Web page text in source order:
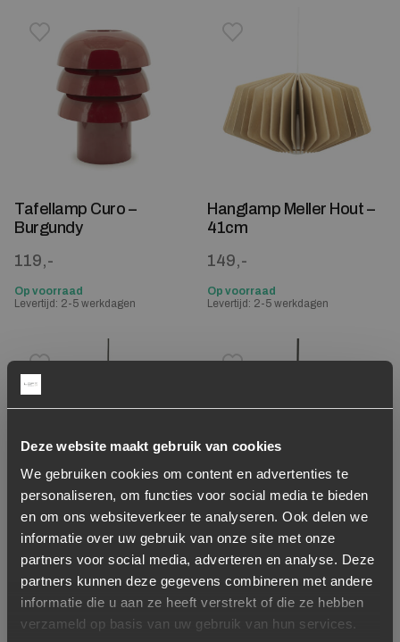
Deze website maakt gebruik van cookies
We gebruiken cookies om content en advertenties te
personaliseren, om functies voor social media te bieden
en om ons websiteverkeer te analyseren. Ook delen we
informatie over uw gebruik van onze site met onze
partners voor social media, adverteren en analyse. Deze
partners kunnen deze gegevens combineren met andere
informatie die u aan ze heeft verstrekt of die ze hebben
verzameld op basis van uw gebruik van hun services.
Toevoegen aan verlanglijstje
Verwijderen van verlanglijst
Tafellamp Curo –
Burgundy
119,-
Op voorraad
Levertijd: 2-5 werkdagen
Toevoegen aan
Verwijderen van verlanglijst
Hanglamp Meller Hout –
41cm
149,-
Op voorraad
Levertijd: 2-5 werkdagen
Hanglamp Vinta –
Burgundy
79,95
Op voorraad
Levertijd: 2-5 werkdagen
Toevoegen aan
Verwijderen van verlanglijst
Verstelbare Hanglamp
Pivot – 1 Lamp
89,95
Op voorraad